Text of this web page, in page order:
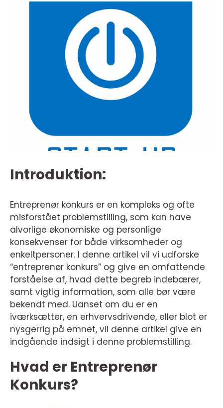
Introduktion:
Entreprenør konkurs er en kompleks og ofte
misforstået problemstilling, som kan have
alvorlige økonomiske og personlige
konsekvenser for både virksomheder og
enkeltpersoner. I denne artikel vil vi udforske
“entreprenør konkurs” og give en omfattende
forståelse af, hvad dette begreb indebærer,
samt vigtig information, som alle bør være
bekendt med. Uanset om du er en
iværksætter, en erhvervsdrivende, eller blot er
nysgerrig på emnet, vil denne artikel give en
indgående indsigt i denne problemstilling.
Hvad er Entreprenør
Konkurs?